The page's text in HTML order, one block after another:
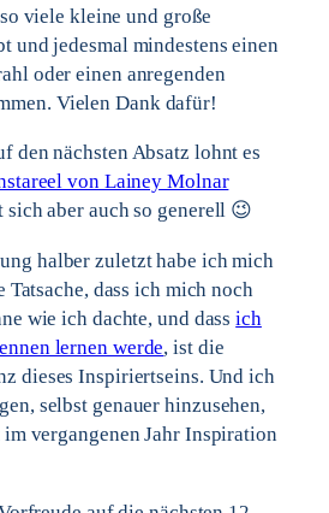
viele kleine und große
und jedesmal mindestens einen
oder einen anregenden
Vielen Dank dafür!
den nächsten Absatz lohnt es
von Lainey Molnar
sich aber auch so generell 😉
halber zuletzt habe ich mich
dass ich mich noch
wie ich dachte, und dassich
lernen werde, ist die
dieses Inspiriertseins. Und ich
selbst genauer hinzusehen,
vergangenen Jahr Inspiration